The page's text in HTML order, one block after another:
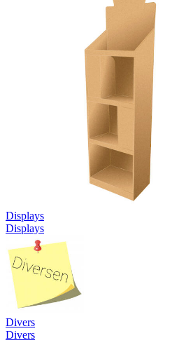
Displays
Displays
Divers
Divers